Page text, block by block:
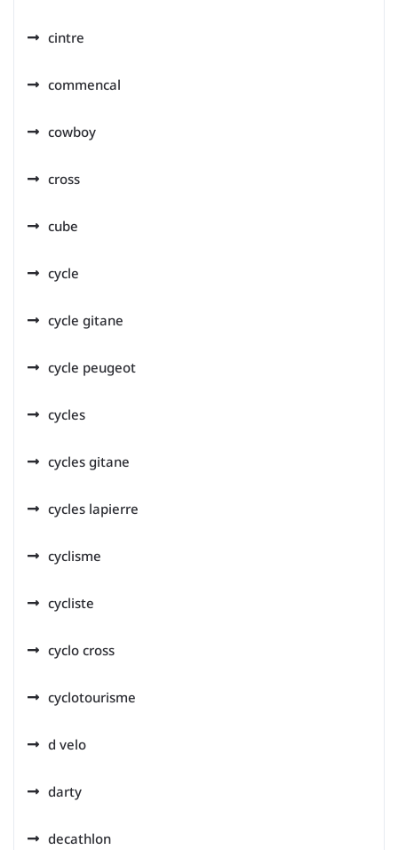
cintre
commencal
cowboy
cross
cube
cycle
cycle gitane
cycle peugeot
cycles
cycles gitane
cycles lapierre
cyclisme
cycliste
cyclo cross
cyclotourisme
d velo
darty
decathlon